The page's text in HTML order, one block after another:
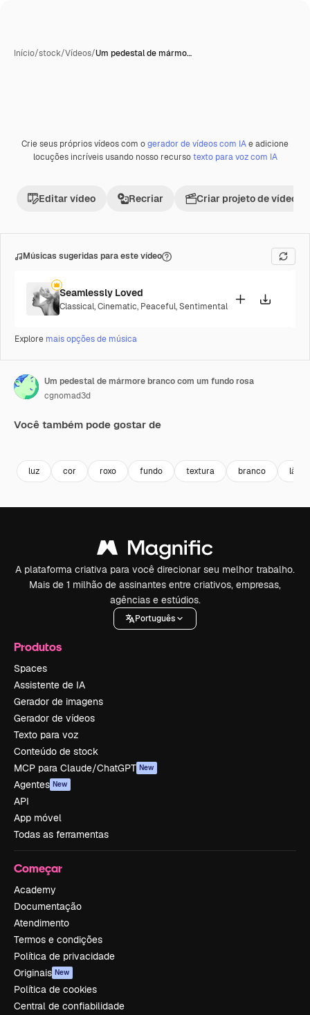
Início/stock/Vídeos/Um pedestal de mármo…
PremiumGerada com IA
Crie seus próprios vídeos com ogerador de vídeos com IAe adicione
locuções incríveis usando nosso recursotexto para voz com IA
Editar vídeo Recriar Criar projeto de vídeo
Músicas sugeridas para este vídeo
Seamlessly Loved
Classical,Cinematic, Peaceful,Sentimental
Explore mais opções de música
Um pedestal de mármore branco com um fundo rosa
cgnomad3d
Você também pode gostar de
luz cor roxo fundo textura branco
A plataforma criativa para você direcionar seu melhor trabalho.
Mais de 1 milhão de assinantes entre criativos, empresas,
agências e estúdios.
Português
Produtos
Spaces
Assistente de IA
Gerador de imagens
Gerador de vídeos
Texto para voz
Conteúdo de stock
MCP para Claude/ChatGPT New
Agentes New
API
App móvel
Todas as ferramentas
Começar
Academy
Documentação
Atendimento
Termos e condições
Política de privacidade
Originais New
Política de cookies
Central de confiabilidade